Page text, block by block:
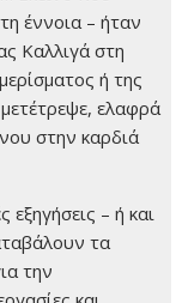
έννοια – ήταν
Καλλιγά στη
ή της
ελαφρά
στην καρδιά
εξηγήσεις – ή και
τα
την